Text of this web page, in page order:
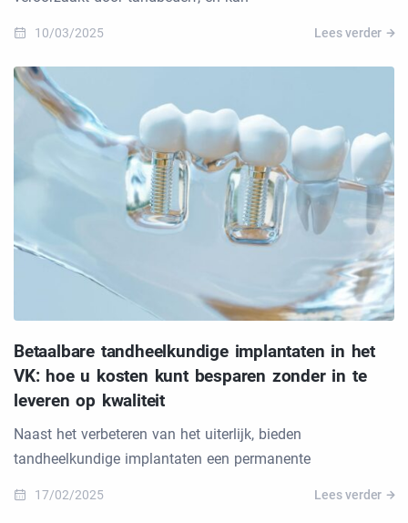
10/03/2025 Lees verder
Betaalbare tandheelkundige implantaten in het
VK: hoe u kosten kunt besparen zonder in te
leveren op kwaliteit
Naast het verbeteren van het uiterlijk, bieden
tandheelkundige implantaten een permanente
17/02/2025 Lees verder